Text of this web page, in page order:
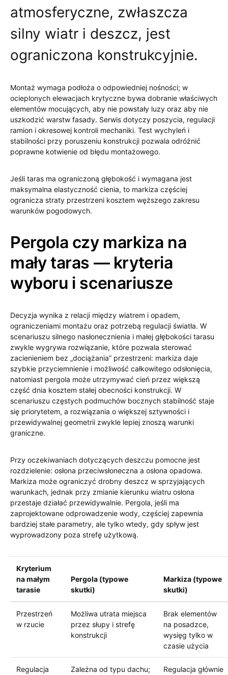
atmosferyczne, zwłaszcza
silny wiatr i deszcz, jest
ograniczona konstrukcyjnie.
Montaż wymaga podłoża o odpowiedniej nośności; w
ocieplonych elewacjach krytyczne bywa dobranie właściwych
elementów mocujących, aby nie powstały luzy oraz aby nie
uszkodzić warstw fasady. Serwis dotyczy poszycia, regulacji
ramion i okresowej kontroli mechaniki. Test wychyleń i
stabilności przy poruszeniu konstrukcji pozwala odróżnić
poprawne kotwienie od błędu montażowego.
Jeśli taras ma ograniczoną głębokość i wymagana jest
maksymalna elastyczność cienia, to markiza częściej
ogranicza straty przestrzeni kosztem węższego zakresu
warunków pogodowych.
Pergola czy markiza na
mały taras — kryteria
wyboru i scenariusze
Decyzja wynika z relacji między wiatrem i opadem,
ograniczeniami montażu oraz potrzebą regulacji światła. W
scenariuszu silnego nasłonecznienia i małej głębokości tarasu
zwykle wygrywa rozwiązanie, które pozwala sterować
zacienieniem bez „dociążania” przestrzeni: markiza daje
szybkie przyciemnienie i możliwość całkowitego odsłonięcia,
natomiast pergola może utrzymywać cień przez większą
część dnia kosztem stałej obecności konstrukcji. W
scenariuszu częstych podmuchów bocznych stabilność staje
się priorytetem, a rozwiązania o większej sztywności i
przewidywalnej geometrii zwykle lepiej znoszą warunki
graniczne.
Przy oczekiwaniach dotyczących deszczu pomocne jest
rozdzielenie: osłona przeciwsłoneczna a osłona opadowa.
Markiza może ograniczyć drobny deszcz w sprzyjających
warunkach, jednak przy zmianie kierunku wiatru osłona
przestaje działać przewidywalnie. Pergola, jeśli ma
zaprojektowane odprowadzenie wody, częściej zapewnia
bardziej stałe parametry, ale tylko wtedy, gdy spływ jest
wyprowadzony poza strefę użytkową.
Kryterium
na małym
tarasie
Pergola (typowe
skutki)
Markiza (typowe
skutki)
Przestrzeń
w rzucie
Możliwa utrata miejsca
przez słupy i strefę
konstrukcji
Brak elementów
na posadzce,
wysięg tylko w
czasie użycia
Regulacja
Zależna od typu dachu;
Regulacja głównie